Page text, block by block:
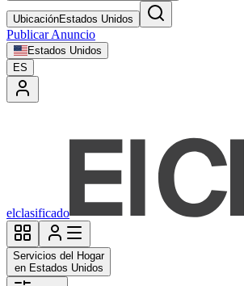
UbicaciónEstados Unidos
Publicar Anuncio
Estados Unidos
ES
elclasificado
Servicios del Hogar
en Estados Unidos